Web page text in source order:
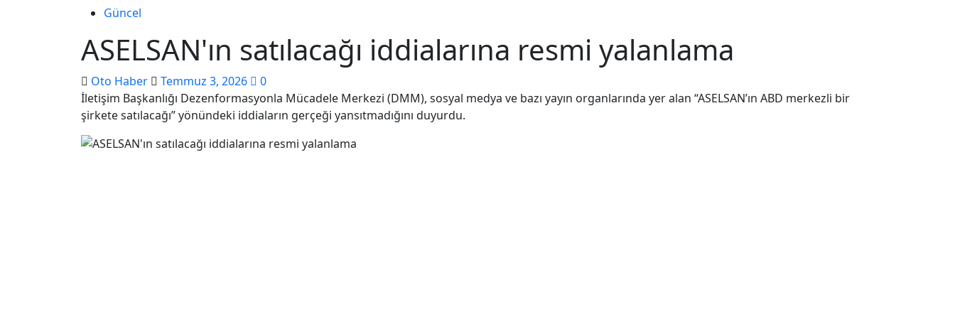
Güncel
ASELSAN'ın satılacağı iddialarına resmi yalanlama
Oto Haber Temmuz 3, 2026
0
İletişim Başkanlığı Dezenformasyonla Mücadele Merkezi (DMM), sosyal medya ve bazı yayın organlarında yer alan “ASELSAN’ın ABD merkezli bir
şirkete satılacağı” yönündeki iddiaların gerçeği yansıtmadığını duyurdu.